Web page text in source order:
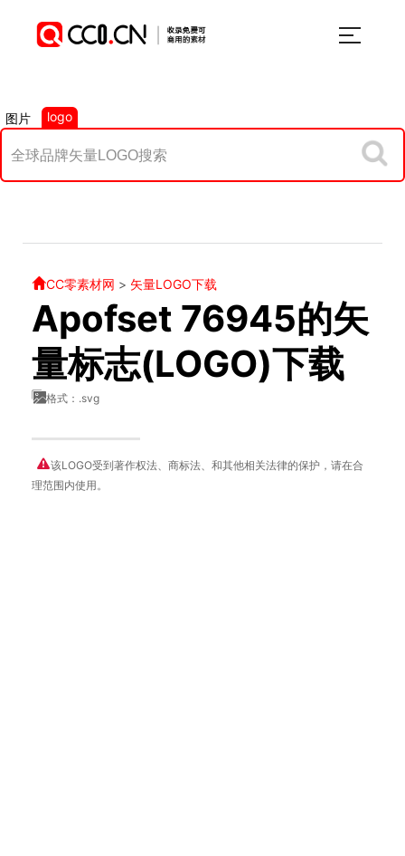
图片 logo
CC零素材网 > 矢量LOGO下载
Apofset 76945的矢
量标志(LOGO)下载
格式：.svg
该LOGO受到著作权法、商标法、和其他相关法律的保护，请在合
理范围内使用。